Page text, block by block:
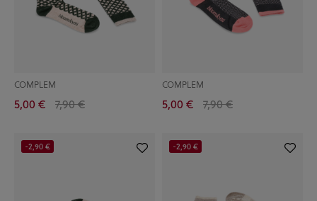
COMPLEM
5,00 € 7,90 €
COMPLEM
5,00 € 7,90 €
-2,90 € -2,90 €